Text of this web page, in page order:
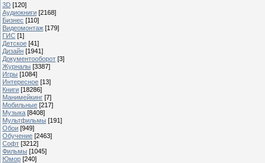
3D [120]
Аудиокниги [2168]
Бизнес [110]
Видеомонтаж [179]
ГИС [1]
Детское [41]
Дизайн [1941]
Документооборот [3]
Журналы [3387]
Игры [1084]
Интересное [13]
Книги [18286]
Манимейкинг [7]
Мобильные [217]
Музыка [8408]
Мультфильмы [191]
Обои [949]
Обучение [2463]
Софт [3212]
Фильмы [1045]
Юмор [240]